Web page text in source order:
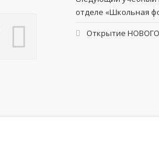
отделе «Школьная
Открытие НОВОГО